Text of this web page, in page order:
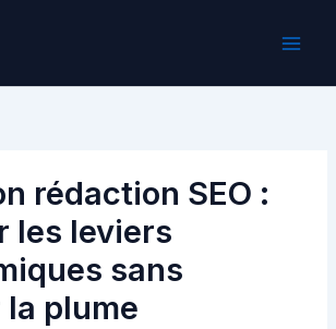
rédaction SEO :
les leviers
sans
plume